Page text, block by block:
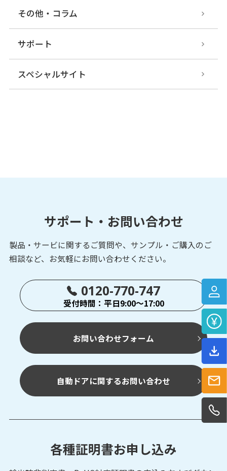
その他・コラム
サポート
スペシャルサイト
サポート・お問い合わせ
製品・サービに関するご質問や、サンプル・ご購入の ご
相談など、お気軽にお問い合わせください。
0120-770-747
受付時間：平日9:00～17:00
お問い合わせフォーム
自動ドアに関するお問い合わせ
各種証明書お申し込み